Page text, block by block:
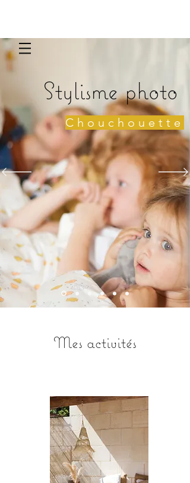
Chouchouette
Stylisme photo
Mes activités